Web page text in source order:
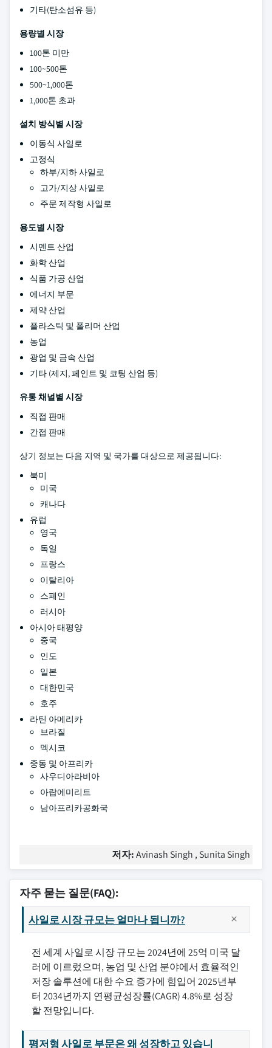
기타(탄소섬유 등)
용량별 시장
100톤 미만
100~500톤
500~1,000톤
1,000톤 초과
설치 방식별 시장
이동식 사일로
고정식
하부/지하 사일로
고가/지상 사일로
주문 제작형 사일로
용도별 시장
시멘트 산업
화학 산업
식품 가공 산업
에너지 부문
제약 산업
플라스틱 및 폴리머 산업
농업
광업 및 금속 산업
기타 (제지, 페인트 및 코팅 산업 등)
유통 채널별 시장
직접 판매
간접 판매
상기 정보는 다음 지역 및 국가를 대상으로 제공됩니다:
북미
미국
캐나다
유럽
영국
독일
프랑스
이탈리아
스페인
러시아
아시아 태평양
중국
인도
일본
대한민국
호주
라틴 아메리카
브라질
멕시코
중동 및 아프리카
사우디아라비아
아랍에미리트
남아프리카공화국
저자:Avinash Singh , Sunita Singh
자주 묻는 질문(FAQ):
사일로 시장 규모는 얼마나 됩니까?
전 세계 사일로 시장 규모는 2024년에 25억 미국 달
러에 이르렀으며, 농업 및 산업 분야에서 효율적인
저장 솔루션에 대한 수요 증가에 힘입어 2025년부
터 2034년까지 연평균성장률(CAGR) 4.8%로 성장
할 전망입니다.
평저형 사일로 부문은 왜 성장하고 있습니